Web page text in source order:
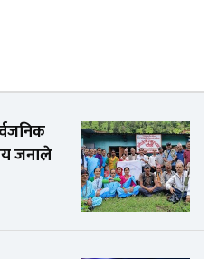
जनाले